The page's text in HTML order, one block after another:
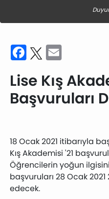
Facebook
Twitter
Lise Kış
Başvuruları
18 Ocak 2021 itibarıyla
Kış Akademisi '21
Öğrencilerin yoğun
başvuruları 28 Ocak
edecek.